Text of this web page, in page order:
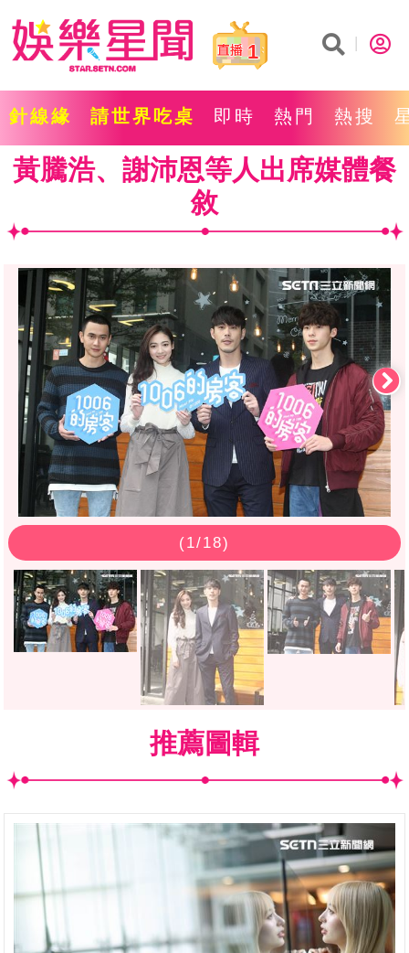
1
針線緣 請世界吃桌 即時 熱門 熱搜
黃騰浩、謝沛恩等人出席媒體餐
敘
(1/18)
推薦圖輯